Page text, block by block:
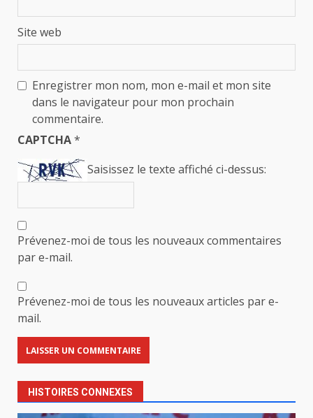
Site web
Enregistrer mon nom, mon e-mail et mon site
dans le navigateur pour mon prochain
commentaire.
CAPTCHA*
Saisissez le texte affiché ci-dessus:
Prévenez-moi de tous les nouveaux commentaires
par e-mail.
Prévenez-moi de tous les nouveaux articles par e-
mail.
HISTOIRES CONNEXES